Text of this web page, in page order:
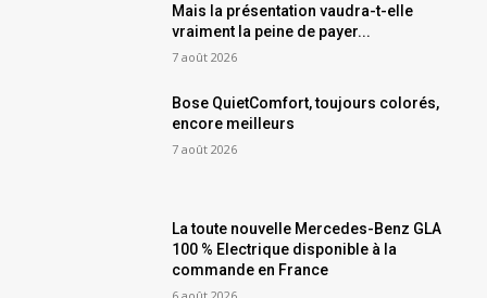
Mais la présentation vaudra-t-elle
vraiment la peine de payer...
7 août 2026
Bose QuietComfort, toujours colorés,
encore meilleurs
7 août 2026
La toute nouvelle Mercedes-Benz GLA
100 % Electrique disponible à la
commande en France